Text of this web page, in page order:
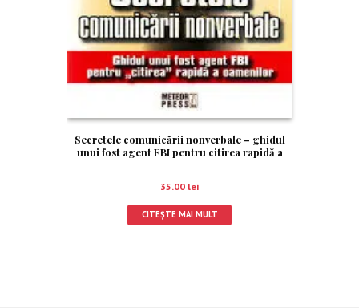
Secretele comunicării nonverbale – ghidul
unui fost agent FBI pentru citirea rapidă a
35.00 lei
CITEȘTE MAI MULT